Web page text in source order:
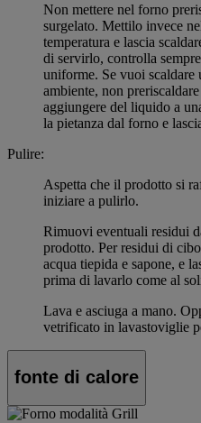
Non mettere nel forno
surgelato. Mettilo invece
temperatura e lascia
di servirlo, controlla
uniforme. Se vuoi scaldare
ambiente, non
aggiungere del liquido a
la pietanza dal forno e
Pulire:
Aspetta che il prodotto si
iniziare a pulirlo.
Rimuovi eventuali residui
prodotto. Per residui di
acqua tiepida e sapone, e
prima di lavarlo come al
Lava e asciuga a mano.
vetrificato in lavastoviglie
fonte di calore